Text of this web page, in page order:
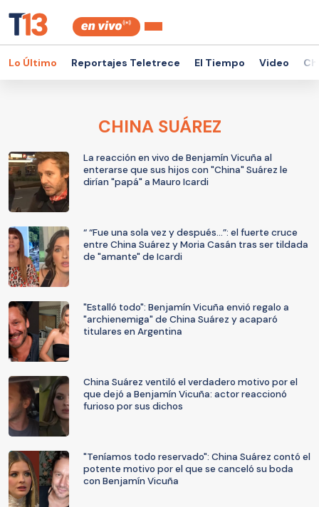
Lo Último Reportajes Teletrece El Tiempo Video
CHINA SUÁREZ
La reacción en vivo de Benjamín Vicuña al
enterarse que sus hijos con "China" Suárez le
dirían "papá" a Mauro Icardi
“ “Fue una sola vez y después...”: el fuerte cruce
entre China Suárez y Moria Casán tras ser tildada
de "amante" de Icardi
"Estalló todo": Benjamín Vicuña envió regalo a
"archienemiga" de China Suárez y acaparó
titulares en Argentina
China Suárez ventiló el verdadero motivo por el
que dejó a Benjamín Vicuña: actor reaccionó
furioso por sus dichos
"Teníamos todo reservado": China Suárez contó el
potente motivo por el que se canceló su boda
con Benjamín Vicuña